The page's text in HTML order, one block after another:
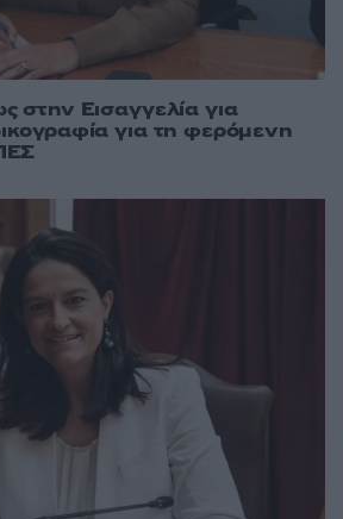
στην Εισαγγελία για
για τη φερόμενη